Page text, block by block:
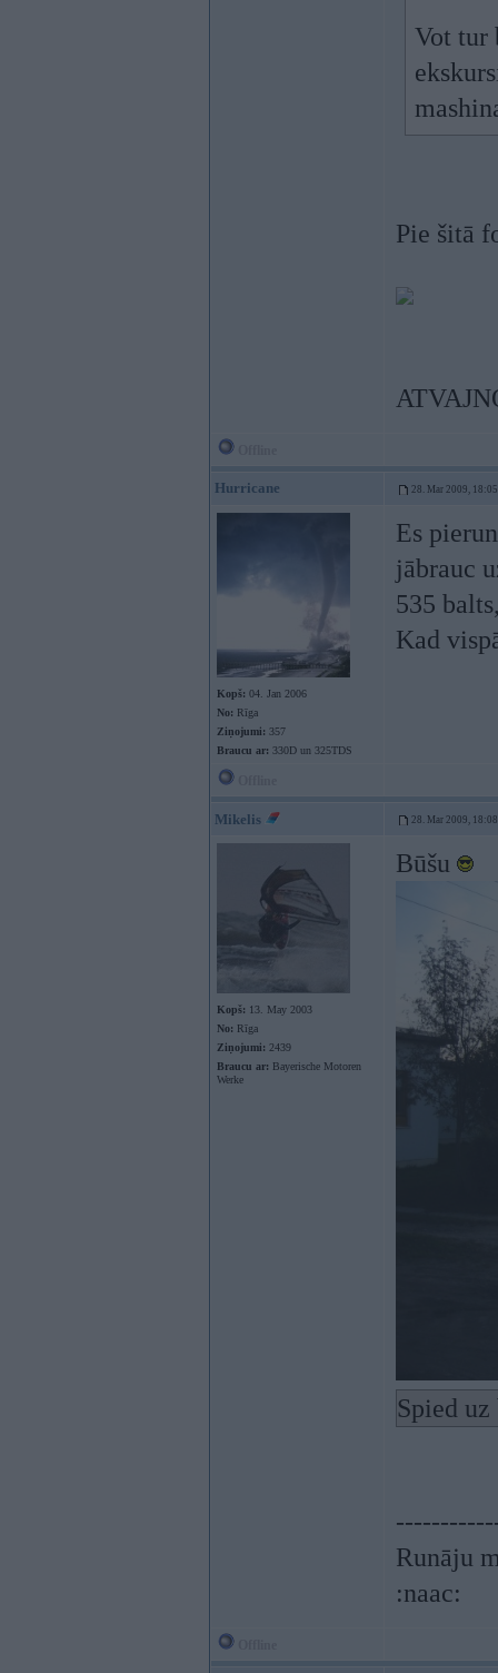
Vot tur
Pie šitā
Hurricane 28. Mar 2009, 18:05
Kopš: 04. Jan 2006
No: Rīga
Ziņojumi: 357
Braucu ar: 330D un 325TDS
Es
jābrauc
535
Kad
Mikelis 28. Mar 2009, 18:08
Kopš: 13. May 2003
No: Rīga
Ziņojumi: 2439
Braucu ar: Bayerische Motoren
Werke
Būšu
Spied
Runāju
:naac: